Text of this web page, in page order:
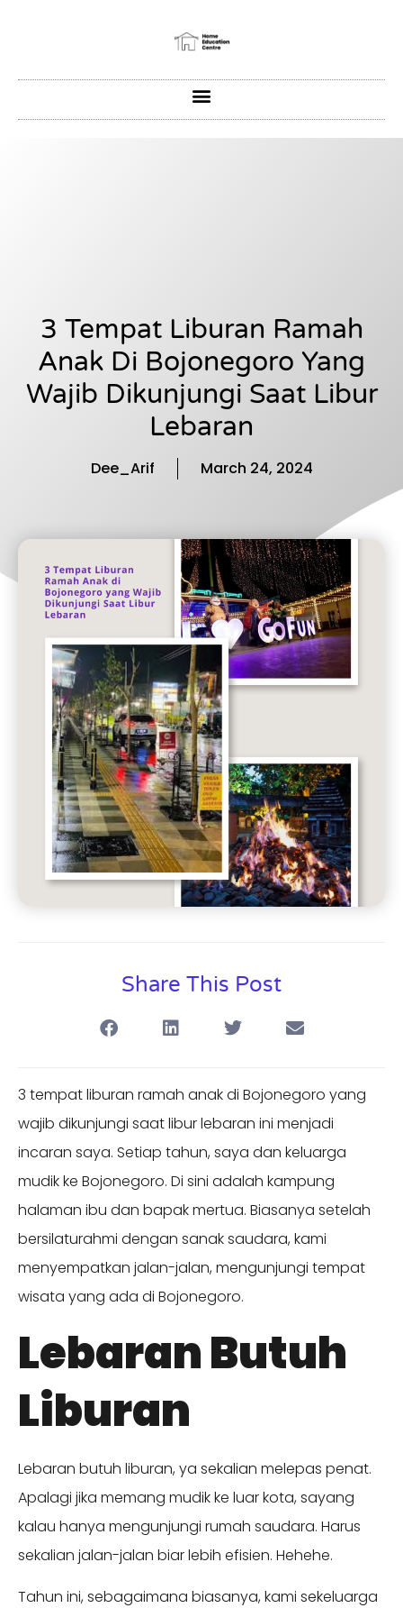
3 Tempat Liburan Ramah
Anak Di Bojonegoro Yang
Wajib Dikunjungi Saat Libur
Lebaran
Dee_Arif March 24, 2024
Share This Post
3 tempat liburan ramah anak di Bojonegoro yang
wajib dikunjungi saat libur lebaran ini menjadi
incaran saya. Setiap tahun, saya dan keluarga
mudik ke Bojonegoro. Di sini adalah kampung
halaman ibu dan bapak mertua. Biasanya setelah
bersilaturahmi dengan sanak saudara, kami
menyempatkan jalan-jalan, mengunjungi tempat
wisata yang ada di Bojonegoro.
Lebaran Butuh
Liburan
Lebaran butuh liburan, ya sekalian melepas penat.
Apalagi jika memang mudik ke luar kota, sayang
kalau hanya mengunjungi rumah saudara. Harus
sekalian jalan-jalan biar lebih efisien. Hehehe.
Tahun ini, sebagaimana biasanya, kami sekeluarga